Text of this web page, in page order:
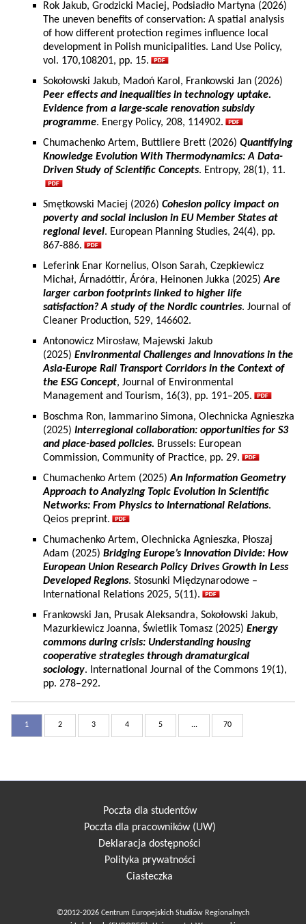
Rok Jakub, Grodzicki Maciej, Podsiadło Martyna (2026)
The uneven benefits of conservation: A spatial analysis
of how different protection regimes influence local
development in Polish municipalities. Land Use Policy,
vol. 170,108201, pp. 15.
Sokołowski Jakub, Madoń Karol, Frankowski Jan (2026)
Peer effects and inequalities in technology uptake.
Evidence from a large-scale renovation subsidy
programme. Energy Policy, 208, 114902.
Chumachenko Artem, Buttliere Brett (2026) Quantifying
Knowledge Evolution With Thermodynamics: A Data-
Driven Study of Scientific Concepts. Entropy, 28(1), 11.
Smętkowski Maciej (2026) Cohesion policy impact on
poverty and social inclusion in EU Member States at
regional level. European Planning Studies, 24(4), pp.
867-886.
Leferink Enar Kornelius, Olson Sarah, Czepkiewicz
Michał, Árnadóttir, Áróra, Heinonen Jukka (2025)Are
larger carbon footprints linked to higher life
satisfaction? A study of the Nordic countries. Journal of
Cleaner Production, 529, 146602.
Antonowicz Mirosław, Majewski Jakub
(2025) Environmental Challenges and Innovations in the
Asia-Europe Rail Transport Corridors in the Context of
the ESG Concept, Journal of Environmental
Management and Tourism, 16(3), pp. 191–205.
Boschma Ron, Iammarino Simona, Olechnicka Agnieszka
(2025) Interregional collaboration: opportunities for S3
and place-based policies. Brussels: European
Commission, Community of Practice, pp. 29.
Chumachenko Artem (2025)An Information Geometry
Approach to Analyzing Topic Evolution in Scientific
Networks: From Physics to International Relations.
Qeios preprint.
Chumachenko Artem, Olechnicka Agnieszka, Płoszaj
Adam (2025) Bridging Europe’s Innovation Divide: How
European Union Research Policy Drives Growth in Less
Developed Regions. Stosunki Międzynarodowe –
International Relations 2025, 5(11).
Frankowski Jan, Prusak Aleksandra, Sokołowski Jakub,
Mazurkiewicz Joanna, Świetlik Tomasz (2025) Energy
commons during crisis: Understanding housing
cooperative strategies through dramaturgical
sociology. International Journal of the Commons 19(1),
pp. 278–292.
1 2 3 4 5 ... 70
Poczta dla studentów
Poczta dla pracowników (UW)
Deklaracja dostępności
Polityka prywatności
Ciasteczka
©2012-2026 Centrum Europejskich Studiów Regionalnych